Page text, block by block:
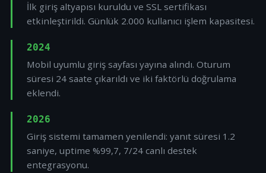
İlk giriş altyapısı kuruldu ve SSL sertifikası
etkinleştirildi. Günlük 2.000 kullanıcı işlem kapasitesi.
2024
Mobil uyumlu giriş sayfası yayına alındı. Oturum
süresi 24 saate çıkarıldı ve iki faktörlü doğrulama
eklendi.
2026
Giriş sistemi tamamen yenilendi: yanıt süresi 1.2
saniye, uptime %99,7, 7/24 canlı destek
entegrasyonu.